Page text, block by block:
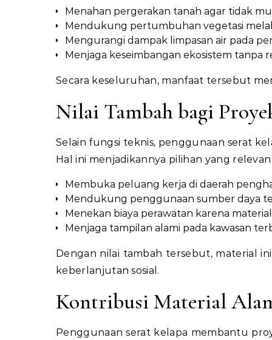
Menahan pergerakan tanah agar tidak
Mendukung pertumbuhan vegetasi
Mengurangi dampak limpasan air pada
Menjaga keseimbangan ekosistem tanpa
Secara keseluruhan, manfaat tersebut
Nilai Tambah bagi
Selain fungsi teknis, penggunaan serat
Hal ini menjadikannya pilihan yang
Membuka peluang kerja di daerah
Mendukung penggunaan sumber daya
Menekan biaya perawatan karena
Menjaga tampilan alami pada kawasan
Dengan nilai tambah tersebut, material
keberlanjutan sosial.
Kontribusi Material
Penggunaan serat kelapa membantu